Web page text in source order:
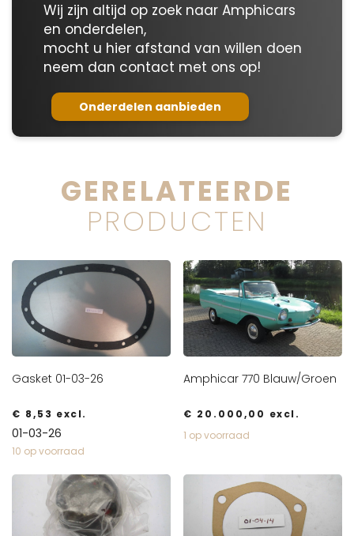
Wij zijn altijd op zoek naar Amphicars
en onderdelen,
mocht u hier afstand van willen doen
neem dan contact met ons op!
Onderdelen aanbieden
GERELATEERDE
PRODUCTEN
Gasket 01-03-26
€ 8,53 excl.
01-03-26
10 op voorraad
Amphicar 770 Blauw/Groen
€ 20.000,00 excl.
1 op voorraad